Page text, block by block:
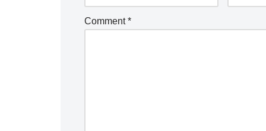
Comment*